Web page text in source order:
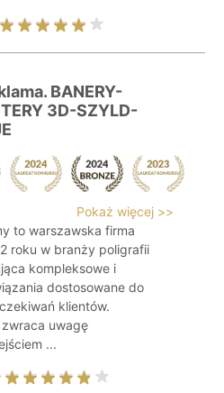
BANERY-
3D-SZYLD-
Pokaż więcej >>
to warszawska firma
roku w branży poligrafii
kompleksowe i
dostosowane do
klientów.
uwagę
...